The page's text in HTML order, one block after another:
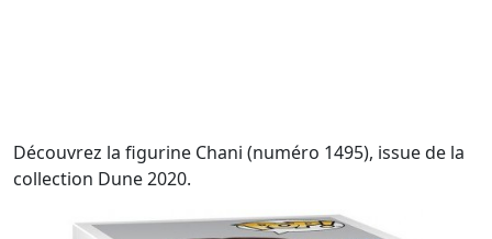
Découvrez la figurine Chani (numéro 1495), issue de la
collection Dune 2020.